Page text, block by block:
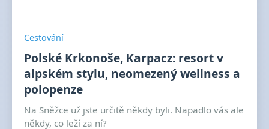
Cestování
Polské Krkonoše, Karpacz: resort v
alpském stylu, neomezený wellness a
polopenze
Na Sněžce už jste určitě někdy byli. Napadlo vás ale
někdy, co leží za ní?